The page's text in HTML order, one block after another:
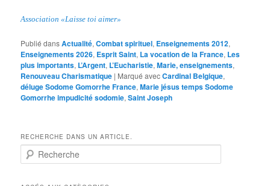
Association «Laisse toi aimer»
Publié dansActualité,Combat spirituel, Enseignements 2012,
Enseignements 2026, Esprit Saint, La vocation de la France, Les
plus importants, L’Argent, L’Eucharistie,Marie, enseignements,
Renouveau Charismatique | Marqué avecCardinal Belgique,
déluge Sodome Gomorrhe France,Marie jésus temps Sodome
Gomorrhe impudicité sodomie,Saint Joseph
RECHERCHE DANS UN ARTICLE.
e